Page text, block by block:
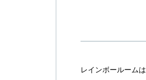
レインボールームは